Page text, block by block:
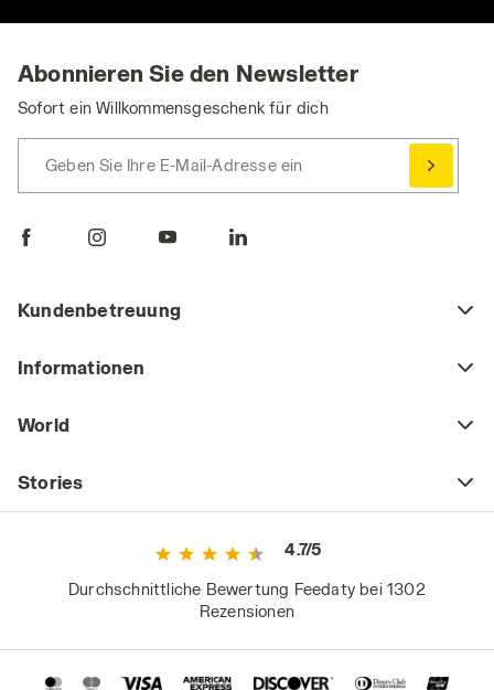
Abonnieren Sie den Newsletter
Sofort ein Willkommensgeschenk für dich
Geben Sie Ihre E-Mail-Adresse ein
Kundenbetreuung
Informationen
World
Stories
4.7/5
Durchschnittliche Bewertung Feedaty bei 1302
Rezensionen